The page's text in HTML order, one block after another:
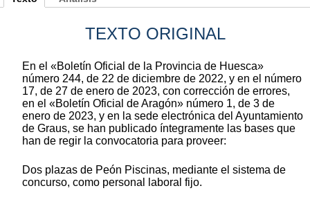
TEXTO ORIGINAL
En el «Boletín Oficial de la Provincia de Huesca»
número 244, de 22 de diciembre de 2022, y en el número
17, de 27 de enero de 2023, con corrección de errores,
en el «Boletín Oficial de Aragón» número 1, de 3 de
enero de 2023, y en la sede electrónica del Ayuntamiento
de Graus, se han publicado íntegramente las bases que
han de regir la convocatoria para proveer:
Dos plazas de Peón Piscinas, mediante el sistema de
concurso, como personal laboral fijo.